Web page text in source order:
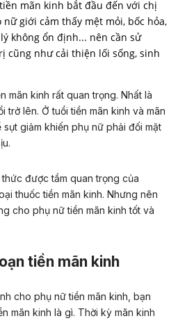
mãn kinh bắt đầu đến với chị
giới cảm thấy mệt mỏi, bốc hỏa,
không ổn định... nên cần sử
cũng như cải thiện lối sống, sinh
mãn kinh rất quan trọng. Nhất là
trở lên. Ở tuổi tiền mãn kinh và mãn
giảm khiến phụ nữ phải đối mặt
được tầm quan trọng của
thuốc tiền mãn kinh. Nhưng nên
cho phụ nữ tiền mãn kinh tốt và
tiền mãn kinh
cho phụ nữ tiền mãn kinh, bạn
mãn kinh là gì. Thời kỳ mãn kinh